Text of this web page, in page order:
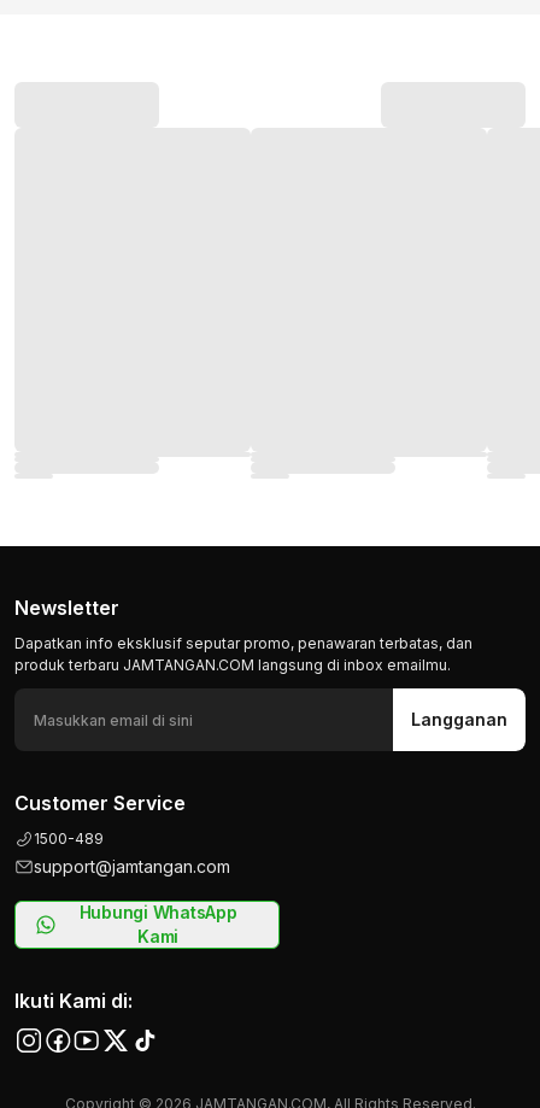
Newsletter
Dapatkan info eksklusif seputar promo, penawaran terbatas, dan
produk terbaru JAMTANGAN.COM langsung di inbox emailmu.
Langganan
Customer Service
1500-489
support@jamtangan.com
Hubungi WhatsApp
Kami
Ikuti Kami di:
Copyright © 2026 JAMTANGAN.COM, All Rights Reserved.